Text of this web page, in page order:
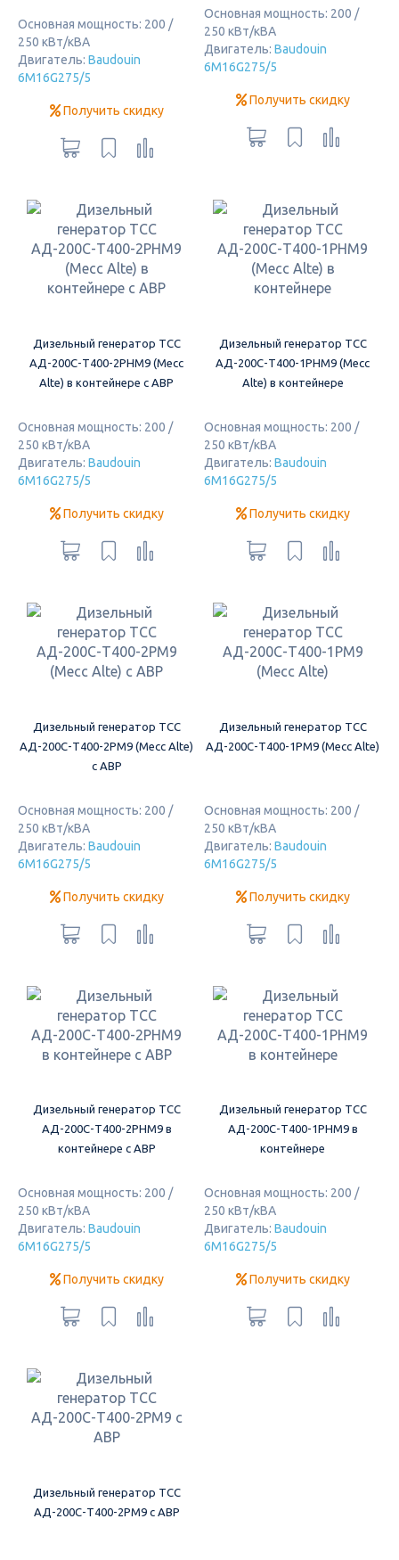
Основная мощность: 200 /
250 кВт/кВА
Двигатель: Baudouin
6M16G275/5
Получить скидку
Основная мощность: 200 /
250 кВт/кВА
Двигатель: Baudouin
6M16G275/5
Получить скидку
Дизельный генератор ТСС
АД-200С-Т400-2РНМ9 (Mecc
Alte) в контейнере с АВР
Основная мощность: 200 /
250 кВт/кВА
Двигатель: Baudouin
6M16G275/5
Получить скидку
Дизельный генератор ТСС
АД-200С-Т400-1РНМ9 (Mecc
Alte) в контейнере
Основная мощность: 200 /
250 кВт/кВА
Двигатель: Baudouin
6M16G275/5
Получить скидку
Дизельный генератор ТСС
АД-200С-Т400-2РМ9 (Mecc Alte)
c АВР
Основная мощность: 200 /
250 кВт/кВА
Двигатель: Baudouin
6M16G275/5
Получить скидку
Дизельный генератор ТСС
АД-200С-Т400-1РМ9 (Mecc Alte)
Основная мощность: 200 /
250 кВт/кВА
Двигатель: Baudouin
6M16G275/5
Получить скидку
Дизельный генератор ТСС
АД-200С-Т400-2РНМ9 в
контейнере с АВР
Основная мощность: 200 /
250 кВт/кВА
Двигатель: Baudouin
6M16G275/5
Получить скидку
Дизельный генератор ТСС
АД-200С-Т400-1РНМ9 в
контейнере
Основная мощность: 200 /
250 кВт/кВА
Двигатель: Baudouin
6M16G275/5
Получить скидку
Дизельный генератор ТСС
АД-200С-Т400-2РМ9 c АВР